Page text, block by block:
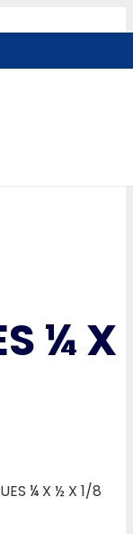
¼ X
¼ X ½ X 1/8